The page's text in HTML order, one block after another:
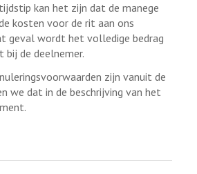
tijdstip kan het zijn dat de manege
kosten voor de rit aan ons
geval wordt het volledige bedrag
bij de deelnemer.
zijn vanuit de
we dat in de beschrijving van het